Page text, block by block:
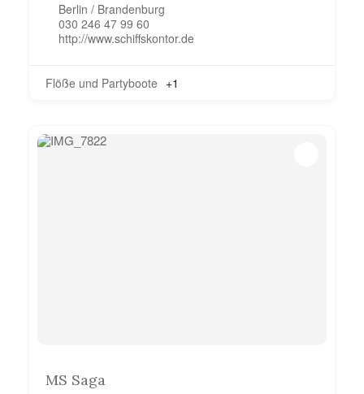
Berlin / Brandenburg
030 246 47 99 60
http://www.schiffskontor.de
Flöße und Partyboote +1
MS Saga